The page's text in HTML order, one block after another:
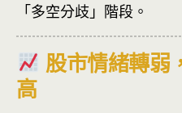
「多空分歧」階段。
股市情緒轉弱
高